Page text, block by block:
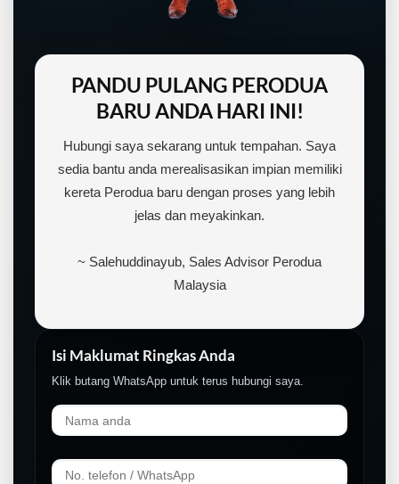
PANDU PULANG PERODUA
BARU ANDA HARI INI!
Hubungi saya sekarang untuk tempahan. Saya
sedia bantu anda merealisasikan impian memiliki
kereta Perodua baru dengan proses yang lebih
jelas dan meyakinkan.
~ Salehuddinayub, Sales Advisor Perodua
Malaysia
Isi Maklumat Ringkas Anda
Klik butang WhatsApp untuk terus hubungi saya.